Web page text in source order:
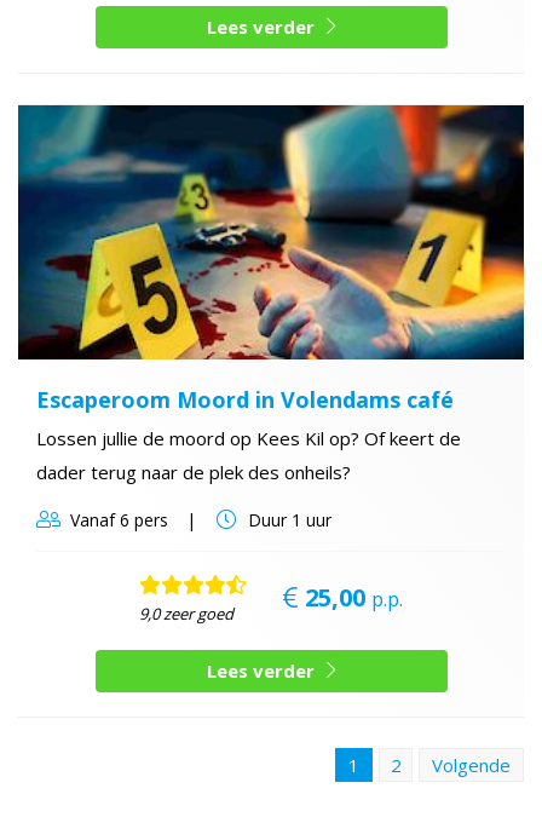
Lees verder
Escaperoom Moord in Volendams café
Lossen jullie de moord op Kees Kil op? Of keert de
dader terug naar de plek des onheils?
Vanaf6 pers Duur1 uur
9,0 zeer goed 25,00 p.p.
Lees verder
1 2 Volgende